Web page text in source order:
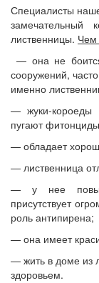
Специалисты
замечательный
лиственницы. Чем
— она не
сооружений,
именно
— жуки-короеды
пугают
— обладает
— лиственница
— у нее
присутствует
роль антипирена;
— она имеет
— жить в доме из
здоровьем.